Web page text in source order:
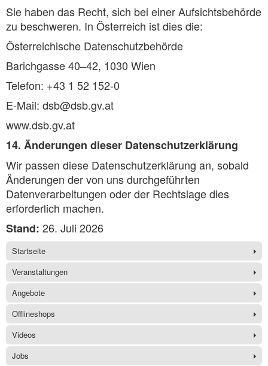
Sie haben das Recht, sich bei einer Aufsichtsbehörde
zu beschweren. In Österreich ist dies die:
Österreichische Datenschutzbehörde
Barichgasse 40–42, 1030 Wien
Telefon: +43 1 52 152-0
E-Mail: dsb@dsb.gv.at
www.dsb.gv.at
14. Änderungen dieser Datenschutzerklärung
Wir passen diese Datenschutzerklärung an, sobald
Änderungen der von uns durchgeführten
Datenverarbeitungen oder der Rechtslage dies
erforderlich machen.
Stand: 26. Juli 2026
Startseite
Veranstaltungen
Angebote
Offlineshops
Videos
Jobs